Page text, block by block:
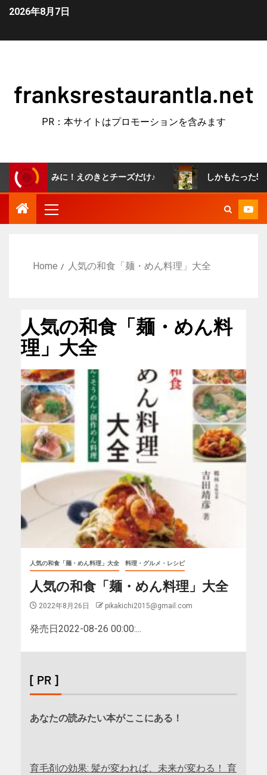
2026年8月7日
franksrestaurantla.net
PR：本サイトはプロモーションを含みます
まみに！えのきとチーズだけ♪ しかもたった5分で作れ
Home 人気の和食「麺・めん料理」大全
人気の和食「麺・めん料
理」大全
人気の和食「麺・めん料理」大全 料理・グルメ・レシピ
人気の和食「麺・めん料理」大全
2022年8月26日 pikakichi2015@gmail.com
発売日2022-08-26 00:00:...
[ PR ]
あなたの読みたい本がここにある！
育毛剤の効果: 髪が変われば、未来が変わる！ 育